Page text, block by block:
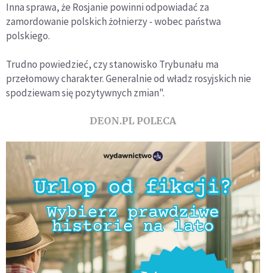
Inna sprawa, że Rosjanie powinni odpowiadać za
zamordowanie polskich żołnierzy - wobec państwa
polskiego.
Trudno powiedzieć, czy stanowisko Trybunału ma
przełomowy charakter. Generalnie od władz rosyjskich nie
spodziewam się pozytywnych zmian".
DEON.PL POLECA